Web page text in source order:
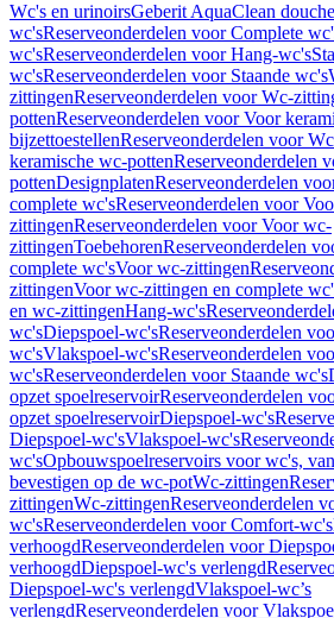
Wc's en urinoirsGeberit AquaClean
wc'sReserveonderdelen voor Complete
wc'sReserveonderdelen voor Hang-wc's
wc'sReserveonderdelen voor Staande wc's
zittingenReserveonderdelen voor Wc-
pottenReserveonderdelen voor Voor
bijzettoestellenReserveonderdelen voor
keramische wc-pottenReserveonderdelen
pottenDesignplatenReserveonderdelen
complete wc'sReserveonderdelen voor
zittingenReserveonderdelen voor Voor wc-
zittingenToebehorenReserveonderdelen
complete wc'sVoor wc-zittingen
zittingenVoor wc-zittingen en complete
en wc-zittingenHang-wc's
wc'sDiepspoel-wc'sReserveonderdelen
wc'sVlakspoel-wc'sReserveonderdelen
wc'sReserveonderdelen voor Staande wc's
opzet spoelreservoirReserveonderdelen
opzet spoelreservoirDiepspoel-wc's
Diepspoel-wc'sVlakspoel-wc's
wc'sOpbouwspoelreservoirs voor wc's,
bevestigen op de wc-potWc-zittingen
zittingenWc-zittingenReserveonderdelen
wc'sReserveonderdelen voor Comfort-wc's
verhoogdReserveonderdelen voor
verhoogdDiepspoel-wc's verlengd
Diepspoel-wc's verlengdVlakspoel-wc’s
verlengdReserveonderdelen voor